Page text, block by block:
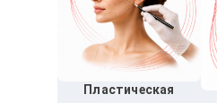
Пластическая